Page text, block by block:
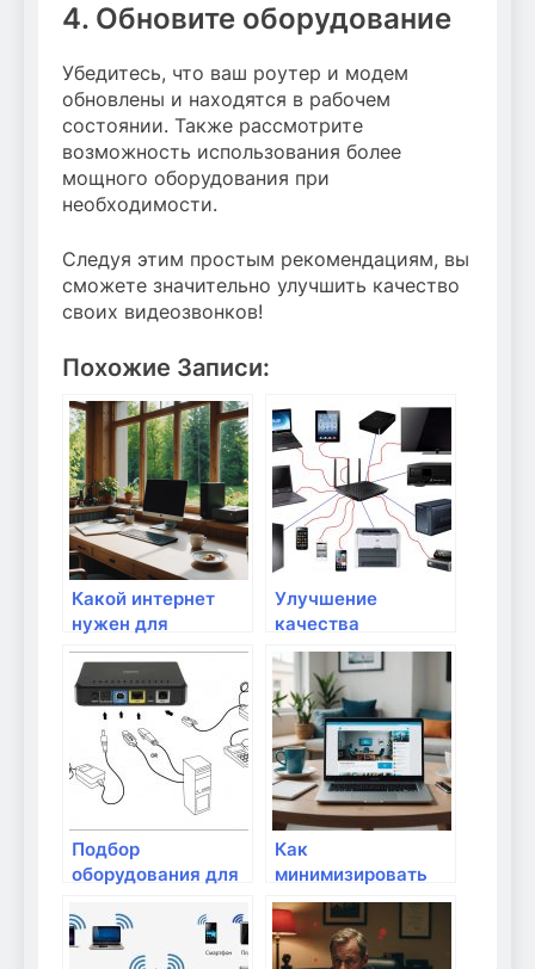
4. Обновите оборудование
Убедитесь, что ваш роутер и модем
обновлены и находятся в рабочем
состоянии. Также рассмотрите
возможность использования более
мощного оборудования при
необходимости.
Следуя этим простым рекомендациям, вы
сможете значительно улучшить качество
своих видеозвонков!
Похожие Записи:
Какой интернет
нужен для
стриминга онлайн?
Улучшение
качества
видеозвонков в
Скайпе или Zoom
Подбор
оборудования для
через интернет
Как
минимизировать
задержку в
интернет-
соединении?